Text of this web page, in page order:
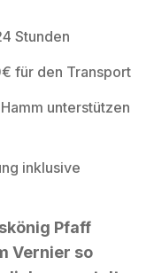
Stunden
für den Transport
unterstützen
inklusive
Pfaff
Vernier so